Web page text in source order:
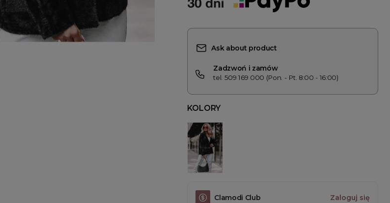
Ask about product
Zadzwoń i zamów
tel. 509 169 000 (Pon. - Pt. 8:00 - 16:00)
KOLORY
Clamodi Club Zaloguj się